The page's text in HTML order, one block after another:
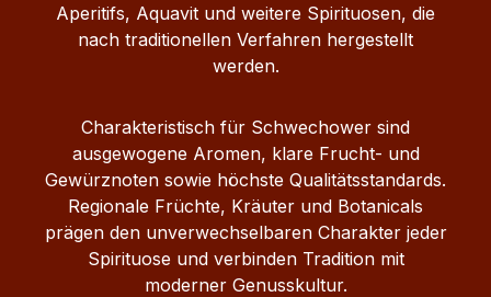
Aperitifs, Aquavit und weitere Spirituosen, die
nach traditionellen Verfahren hergestellt
werden.
Charakteristisch für Schwechower sind
ausgewogene Aromen, klare Frucht- und
Gewürznoten sowie höchste Qualitätsstandards.
Regionale Früchte, Kräuter und Botanicals
prägen den unverwechselbaren Charakter jeder
Spirituose und verbinden Tradition mit
moderner Genusskultur.